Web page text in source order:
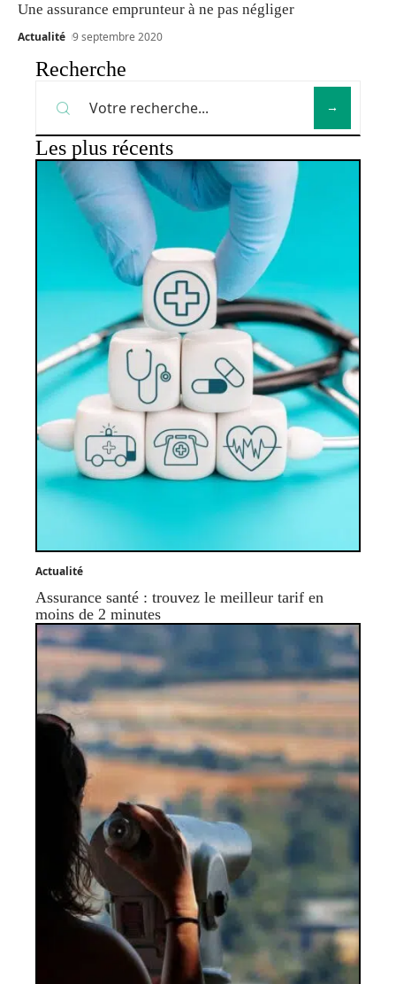
Une assurance emprunteur à ne pas négliger
Actualité 9 septembre 2020
Recherche
Les plus récents
Actualité
Assurance santé : trouvez le meilleur tarif en
moins de 2 minutes